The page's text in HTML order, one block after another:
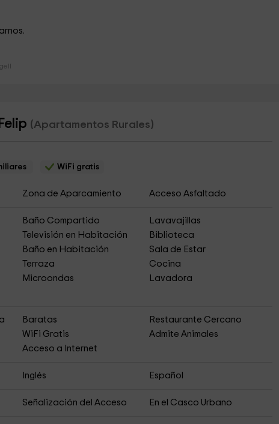
(Apartamentos Rurales)
WiFi gratis
Zona de Aparcamiento Acceso Asfaltado
Baño Compartido
Lavavajillas
Televisión en Habitación
Biblioteca
Baño en Habitación
Sala de Estar
Terraza
Cocina
Microondas
Lavadora
Baratas
Restaurante Cercano
WiFi Gratis
Admite Animales
Acceso a Internet
Inglés Español
Señalización del Acceso En el Casco Urbano